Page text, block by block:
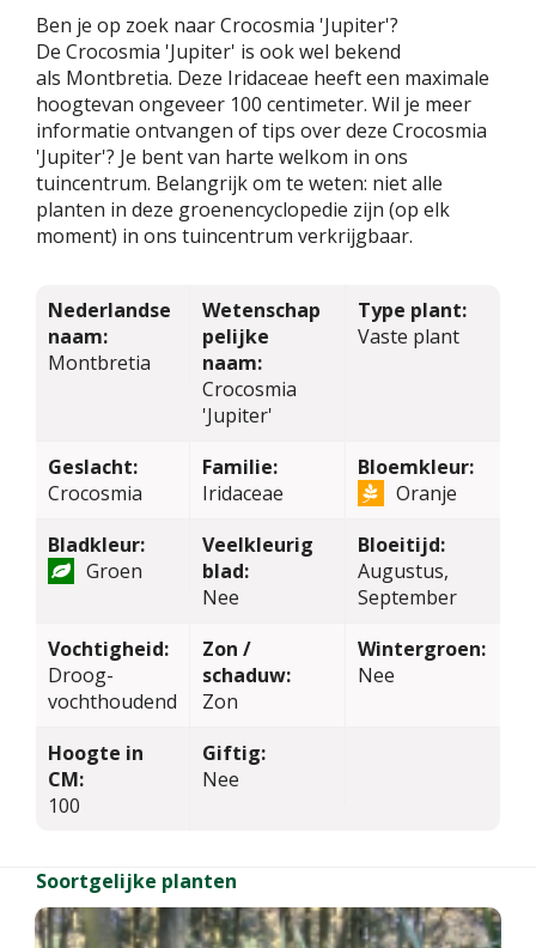
Ben je op zoek naar Crocosmia 'Jupiter'?
De Crocosmia 'Jupiter' is ook wel bekend
als Montbretia. Deze Iridaceae heeft een maximale
hoogtevan ongeveer 100 centimeter. Wil je meer
informatie ontvangen of tips over deze Crocosmia
'Jupiter'? Je bent van harte welkom in ons
tuincentrum. Belangrijk om te weten: niet alle
planten in deze groenencyclopedie zijn (op elk
moment) in ons tuincentrum verkrijgbaar.
Nederlandse
naam:
Montbretia
Wetenschap
pelijke
naam:
Crocosmia
'Jupiter'
Type plant:
Vaste plant
Geslacht:
Crocosmia
Familie:
Iridaceae
Bloemkleur:
Oranje
Bladkleur:
Groen
Veelkleurig
blad:
Nee
Bloeitijd:
Augustus,
September
Vochtigheid:
Droog-
vochthoudend
Zon /
schaduw:
Zon
Wintergroen:
Nee
Hoogte in
CM:
100
Giftig:
Nee
Soortgelijke planten